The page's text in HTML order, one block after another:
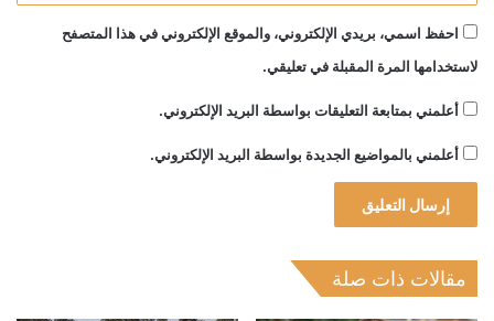
احفظ اسمي، بريدي الإلكتروني، والموقع الإلكتروني في هذا المتصفح
لاستخدامها المرة المقبلة في تعليقي.
أعلمني بمتابعة التعليقات بواسطة البريد الإلكتروني.
أعلمني بالمواضيع الجديدة بواسطة البريد الإلكتروني.
مقالات ذات صلة